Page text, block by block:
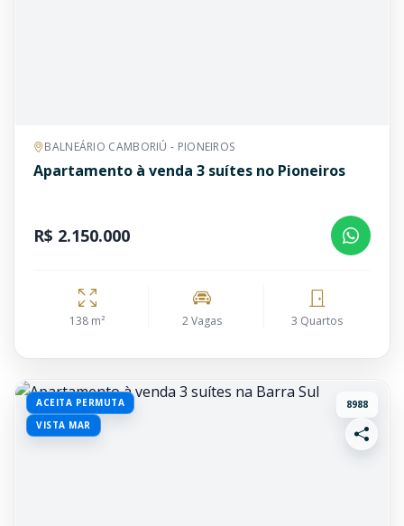
BALNEÁRIO CAMBORIÚ - PIONEIROS
Apartamento à venda 3 suítes no Pioneiros
R$ 2.150.000
138 m² 2 Vagas 3 Quartos
ACEITA PERMUTA
VISTA MAR
8988